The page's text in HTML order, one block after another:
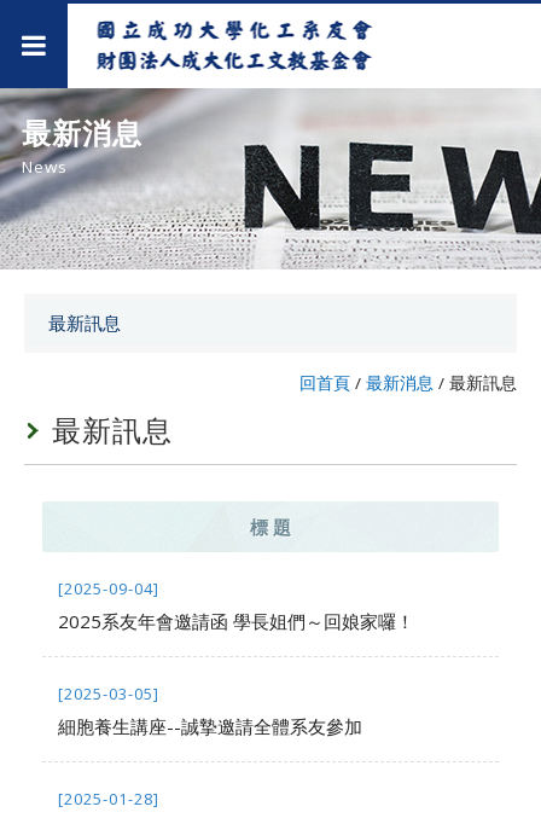
最新消息
News
最新訊息
回首頁 / 最新消息 / 最新訊息
最新訊息
標 題
[2025-09-04]
2025系友年會邀請函 學長姐們～回娘家囉！
[2025-03-05]
細胞養生講座--誠摯邀請全體系友參加
[2025-01-28]